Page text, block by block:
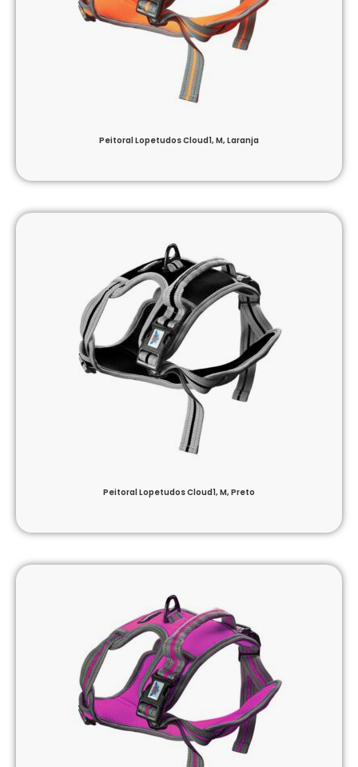
Peitoral Lopetudos Cloud1, M, Laranja
Peitoral Lopetudos Cloud1, M, Preto